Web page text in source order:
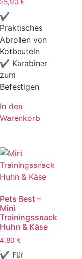
25,90 €
✔
Praktisches
Abrollen von
Kotbeuteln
✔ Karabiner
zum
Befestigen
In den
Warenkorb
Pets Best –
Mini
Trainingssnack
Huhn & Käse
4,80 €
✔ Für